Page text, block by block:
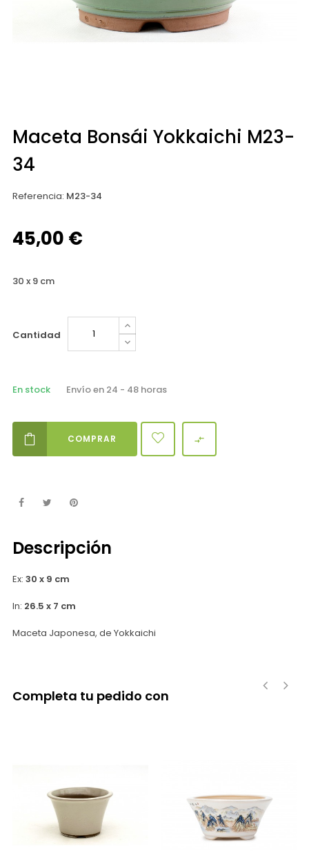
Maceta Bonsái Yokkaichi M23-
34
Referencia: M23-34
45,00 €
30 x 9 cm
Cantidad
En stock Envío en 24 - 48 horas
COMPRAR 
Descripción
Ex: 30 x 9 cm
In: 26.5 x 7 cm
Maceta Japonesa, de Yokkaichi
Completa tu pedido con